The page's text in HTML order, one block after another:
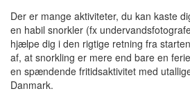
Der er mange aktiviteter, du kan kaste
en habil snorkler (fx
hjælpe dig i den rigtige retning fra
af, at snorkling er mere end bare en
en spændende fritidsaktivitet med
Danmark.